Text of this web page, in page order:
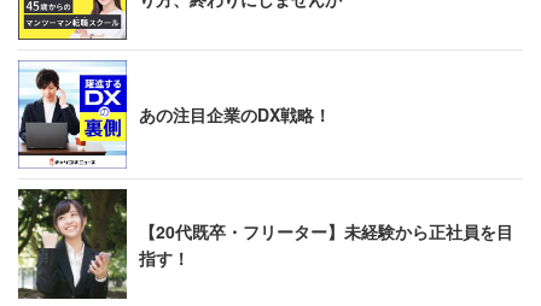
あの注目企業のDX戦略！
【20代既卒・フリーター】未経験から正社員を目
指す！